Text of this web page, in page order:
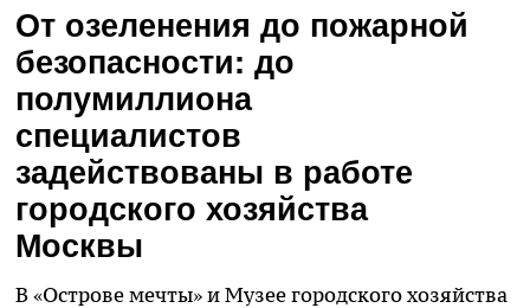
От озеленения до пожарной
безопасности: до
полумиллиона
специалистов
задействованы в работе
городского хозяйства
Москвы
В «Острове мечты» и Музее городского хозяйства